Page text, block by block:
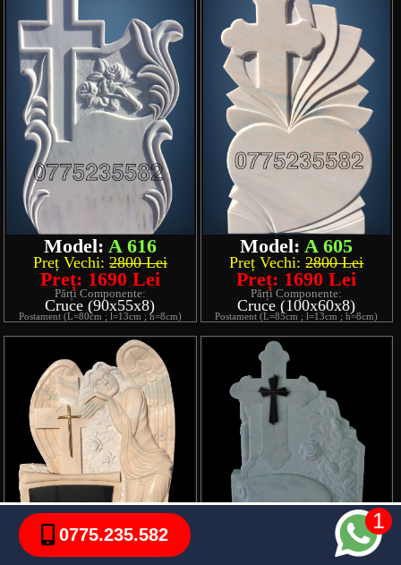
Model: A 616
Preț Vechi: 2800 Lei
Preț: 1690 Lei
Părți Componente:
Cruce (90x55x8)
Postament (L=80cm ; l=13cm ; h=8cm)
Model: A 605
Preț Vechi:2800 Lei
Preț: 1690 Lei
Părți Componente:
Cruce (100x60x8)
Postament (L=85cm ; l=13cm ; h=8cm)
0775.235.582
1